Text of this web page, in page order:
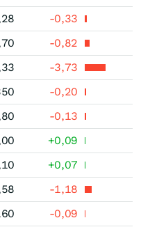
-0,33
-0,82
-3,73
-0,20
-0,13
+0,09
+0,07
-1,18
-0,09